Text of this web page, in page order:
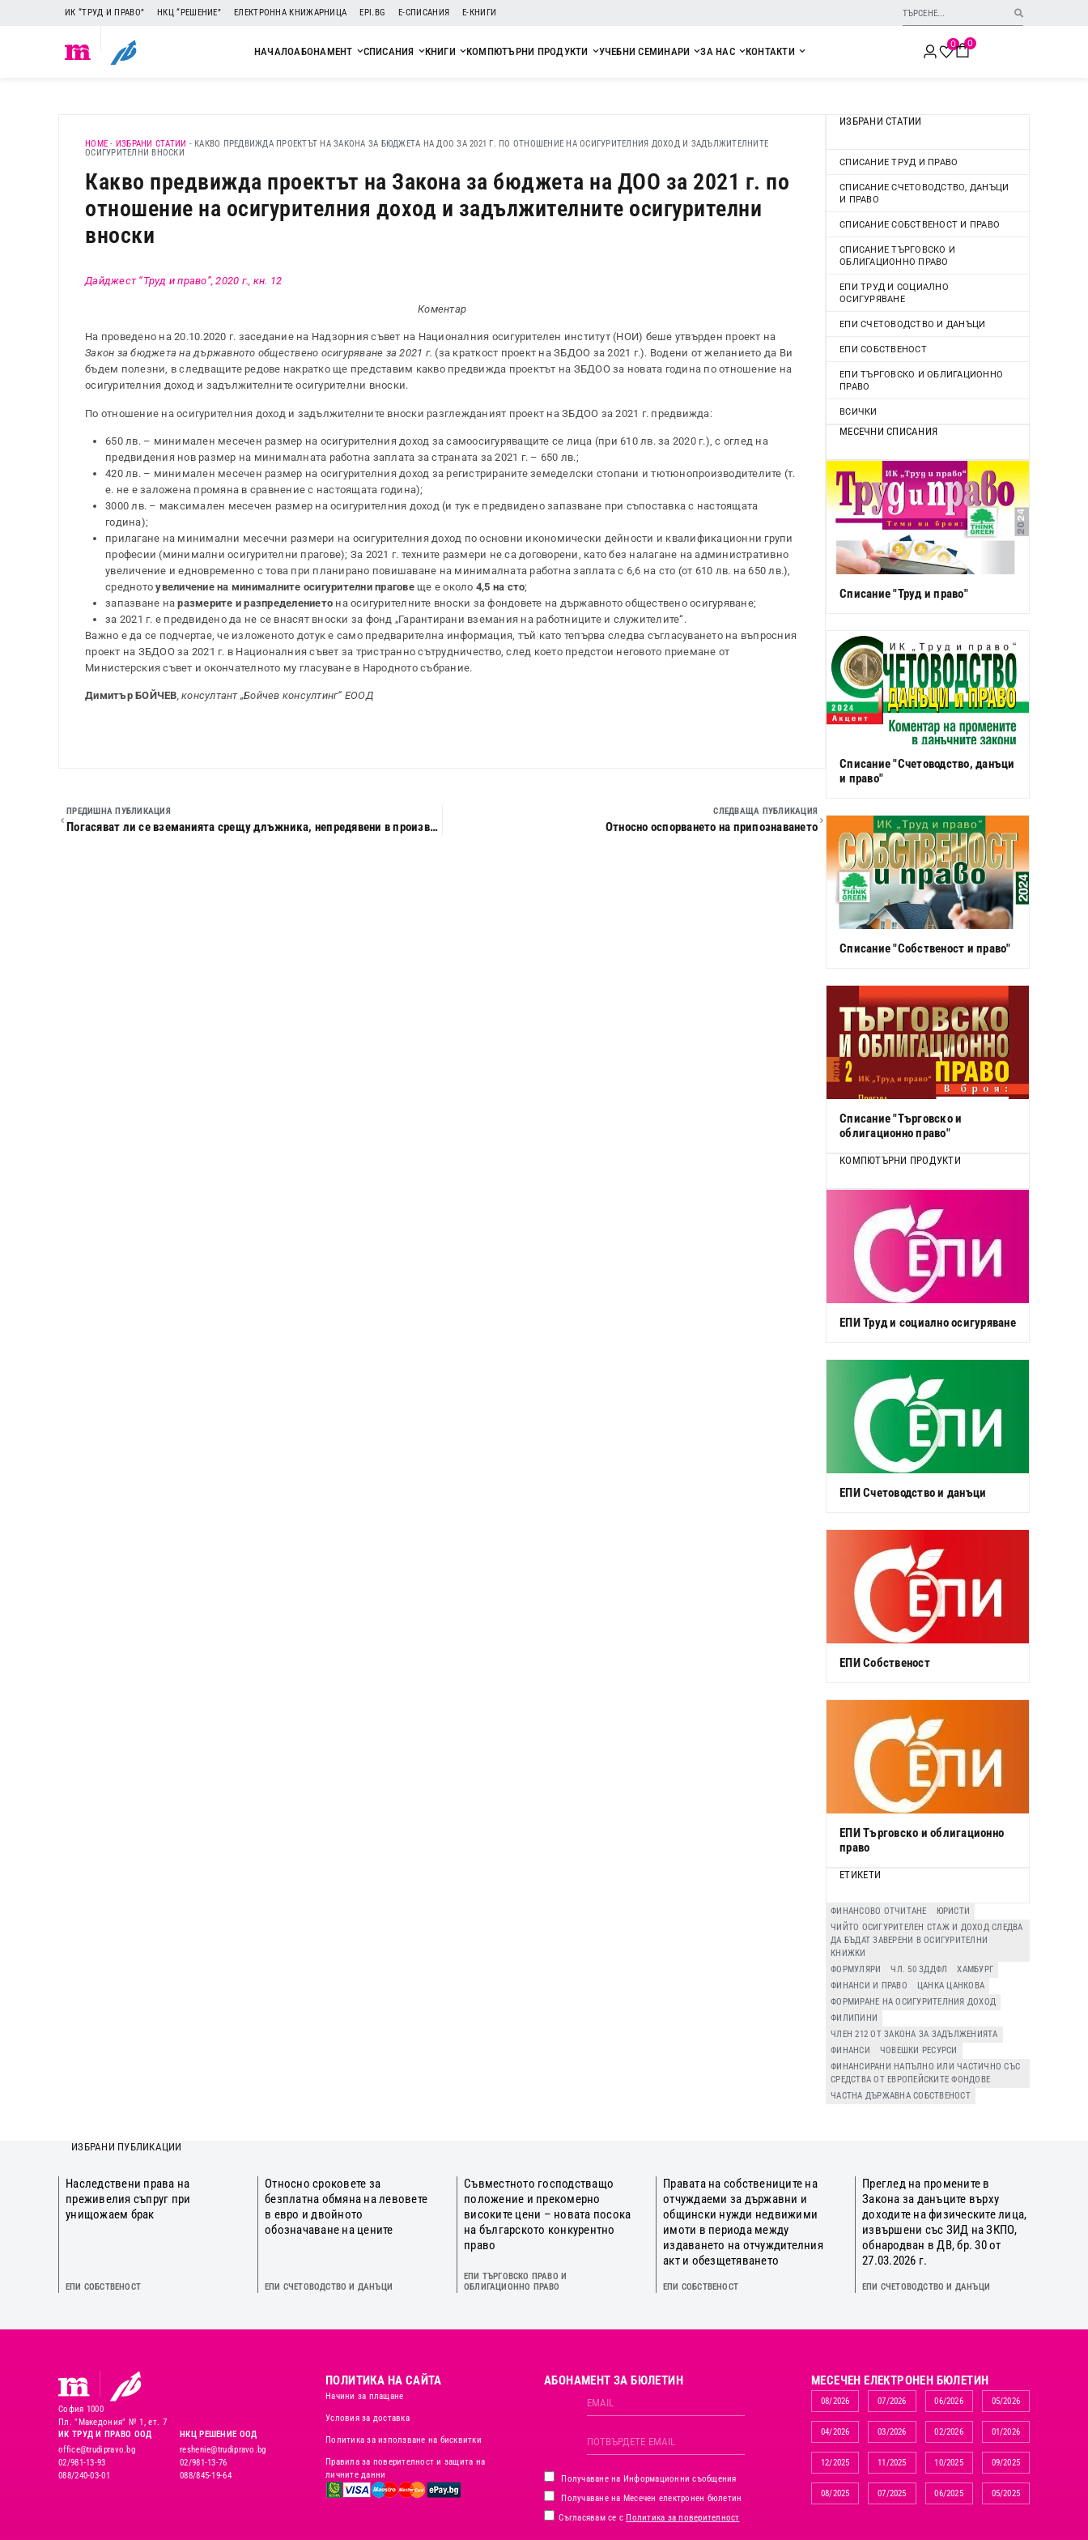
ИК “ТРУД И ПРАВО” НКЦ “РЕШЕНИЕ” ЕЛЕКТРОННА КНИЖАРНИЦА EPI.BG Е-СПИСАНИЯ Е-КНИГИ
НАЧАЛОАБОНАМЕНТ СПИСАНИЯ КНИГИ КОМПЮТЪРНИ ПРОДУКТИ УЧЕБНИ СЕМИНАРИ ЗА НАС КОНТАКТИ
0 0
HOME - ИЗБРАНИ СТАТИИ - КАКВО ПРЕДВИЖДА ПРОЕКТЪТ НА ЗАКОНА ЗА БЮДЖЕТА НА ДОО ЗА 2021 Г. ПО ОТНОШЕНИЕ НА ОСИГУРИТЕЛНИЯ ДОХОД И ЗАДЪЛЖИТЕЛНИТЕ
ОСИГУРИТЕЛНИ ВНОСКИ
Какво предвижда проектът на Закона за бюджета на ДОО за 2021 г. по
отношение на осигурителния доход и задължителните осигурителни
вноски
Дайджест “Труд и право”, 2020 г., кн. 12
Коментар
На проведено на 20.10.2020 г. заседание на Надзорния съвет на Националния осигурителен институт (НОИ) беше утвърден проект на
Закон за бюджета на държавното обществено осигуряване за 2021 г. (за краткост проект на ЗБДОО за 2021 г.). Водени от желанието да Ви
бъдем полезни, в следващите редове накратко ще представим какво предвижда проектът на ЗБДОО за новата година по отношение на
осигурителния доход и задължителните осигурителни вноски.
По отношение на осигурителния доход и задължителните вноски разглежданият проект на ЗБДОО за 2021 г. предвижда:
650 лв. – минимален месечен размер на осигурителния доход за самоосигуряващите се лица (при 610 лв. за 2020 г.), с оглед на
предвидения нов размер на минималната работна заплата за страната за 2021 г. – 650 лв.;
420 лв. – минимален месечен размер на осигурителния доход за регистрираните земеделски стопани и тютюнопроизводителите (т.
е. не е заложена промяна в сравнение с настоящата година);
3000 лв. – максимален месечен размер на осигурителния доход (и тук е предвидено запазване при съпоставка с настоящата
година);
прилагане на минимални месечни размери на осигурителния доход по основни икономически дейности и квалификационни групи
професии (минимални осигурителни прагове); За 2021 г. техните размери не са договорени, като без налагане на административно
увеличение и едновременно с това при планирано повишаване на минималната работна заплата с 6,6 на сто (от 610 лв. на 650 лв.),
среднотоувеличение на минималните осигурителни прагове ще е около 4,5 на сто;
запазване наразмерите и разпределението на осигурителните вноски за фондовете на държавното обществено осигуряване;
за 2021 г. е предвидено да не се внасят вноски за фонд „Гарантирани вземания на работниците и служителите“.
Важно е да се подчертае, че изложеното дотук е само предварителна информация, тъй като тепърва следва съгласуването на въпросния
проект на ЗБДОО за 2021 г. в Националния съвет за тристранно сътрудничество, след което предстои неговото приемане от
Министерския съвет и окончателното му гласуване в Народното събрание.
Димитър БОЙЧЕВ, консултант „Бойчев консултинг“ ЕООД
ПРЕДИШНА ПУБЛИКАЦИЯ
Погасяват ли се вземанията срещу длъжника, непредявени в производството по несъстоятелност
СЛЕДВАЩА ПУБЛИКАЦИЯ
Относно оспорването на припознаването
ИЗБРАНИ СТАТИИ
СПИСАНИЕ ТРУД И ПРАВО
СПИСАНИЕ СЧЕТОВОДСТВО, ДАНЪЦИ
И ПРАВО
СПИСАНИЕ СОБСТВЕНОСТ И ПРАВО
СПИСАНИЕ ТЪРГОВСКО И
ОБЛИГАЦИОННО ПРАВО
ЕПИ ТРУД И СОЦИАЛНО
ОСИГУРЯВАНЕ
ЕПИ СЧЕТОВОДСТВО И ДАНЪЦИ
ЕПИ СОБСТВЕНОСТ
ЕПИ ТЪРГОВСКО И ОБЛИГАЦИОННО
ПРАВО
ВСИЧКИ
МЕСЕЧНИ СПИСАНИЯ
Списание "Труд и право"
Списание "Счетоводство, данъци
и право"
Списание "Собственост и право"
Списание "Търговско и
облигационно право"
КОМПЮТЪРНИ ПРОДУКТИ
ЕПИ Труд и социално осигуряване
ЕПИ Счетоводство и данъци
ЕПИ Собственост
ЕПИ Търговско и облигационно
право
ЕТИКЕТИ
ФИНАНСОВО ОТЧИТАНЕ
ЮРИСТИ
ЧИЙТО ОСИГУРИТЕЛЕН СТАЖ И ДОХОД СЛЕДВА
ДА БЪДАТ ЗАВЕРЕНИ В ОСИГУРИТЕЛНИ
КНИЖКИ
ФОРМУЛЯРИ
ЧЛ. 50 ЗДДФЛ
ХАМБУРГ
ФИНАНСИ И ПРАВО
ЦАНКА ЦАНКОВА
ФОРМИРАНЕ НА ОСИГУРИТЕЛНИЯ ДОХОД
ФИЛИПИНИ
ЧЛЕН 212 ОТ ЗАКОНА ЗА ЗАДЪЛЖЕНИЯТА
ФИНАНСИ
ЧОВЕШКИ РЕСУРСИ
ФИНАНСИРАНИ НАПЪЛНО ИЛИ ЧАСТИЧНО СЪС
СРЕДСТВА ОТ ЕВРОПЕЙСКИТЕ ФОНДОВЕ
ЧАСТНА ДЪРЖАВНА СОБСТВЕНОСТ
ИЗБРАНИ ПУБЛИКАЦИИ
Наследствени права на
преживелия съпруг при
унищожаем брак
ЕПИ СОБСТВЕНОСТ
Относно сроковете за
безплатна обмяна на левовете
в евро и двойното
обозначаване на цените
ЕПИ СЧЕТОВОДСТВО И ДАНЪЦИ
Съвместното господстващо
положение и прекомерно
високите цени – новата посока
на българското конкурентно
право
ЕПИ ТЪРГОВСКО ПРАВО И
ОБЛИГАЦИОННО ПРАВО
Правата на собствениците на
отчуждаеми за държавни и
общински нужди недвижими
имоти в периода между
издаването на отчуждителния
акт и обезщетяването
ЕПИ СОБСТВЕНОСТ
Преглед на промените в
Закона за данъците върху
доходите на физическите лица,
извършени със ЗИД на ЗКПО,
обнародван в ДВ, бр. 30 от
27.03.2026 г.
ЕПИ СЧЕТОВОДСТВО И ДАНЪЦИ
София 1000
Пл. "Македония" № 1, ет. 7
ИК ТРУД И ПРАВО ООД
office@trudipravo.bg
02/981-13-93
088/240-03-01
НКЦ РЕШЕНИЕ ООД
reshenie@trudipravo.bg
02/981-13-76
088/845-19-64
ПОЛИТИКА НА САЙТА
Начини за плащане
Условия за доставка
Политика за използване на бисквитки
Правила за поверителност и защита на
личните данни
АБОНАМЕНТ ЗА БЮЛЕТИН
Получаване на Информационни съобщения
Получаване на Месечен електронен бюлетин
Съгласявам се сПолитика за поверителност
MЕСЕЧЕН ЕЛЕКТРОНЕН БЮЛЕТИН
08/2026 07/2026 06/2026 05/2026
04/2026 03/2026 02/2026 01/2026
12/2025 11/2025 10/2025 09/2025
08/2025 07/2025 06/2025 05/2025